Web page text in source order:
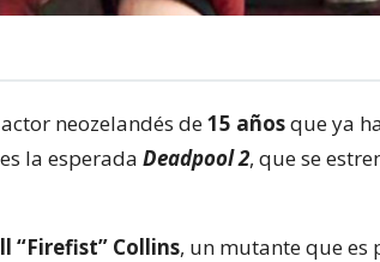
neozelandés de15 añosque ya
la esperada Deadpool 2, que se
“Firefist” Collins, un mutante que es